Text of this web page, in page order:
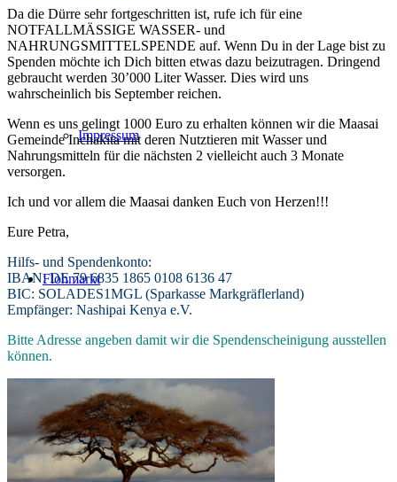
Impressum
Flohmarkt
Spenden
Da die Dürre sehr fortgeschritten ist, rufe ich für eine
NOTFALLMÄSSIGE WASSER- und
NAHRUNGSMITTELSPENDE auf. Wenn Du in der Lage bist zu
Spenden möchte ich Dich bitten etwas dazu beizutragen. Dringend
gebraucht werden 30’000 Liter Wasser. Dies wird uns
wahrscheinlich bis September reichen.
Wenn es uns gelingt 1000 Euro zu erhalten können wir die Maasai
Gemeinde Inchakita mit deren Nutztieren mit Wasser und
Nahrungsmitteln für die nächsten 2 vielleicht auch 3 Monate
versorgen.
Ich und vor allem die Maasai danken Euch von Herzen!!!
Eure Petra,
Hilfs- und Spendenkonto:
IBAN: DE 79 6835 1865 0108 6136 47
BIC: SOLADES1MGL (Sparkasse Markgräflerland)
Empfänger: Nashipai Kenya e.V.
Bitte Adresse angeben damit wir die Spendenscheinigung ausstellen
können.